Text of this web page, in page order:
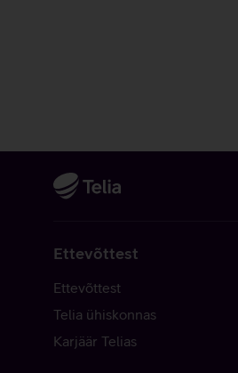
Ettevõttest
Ettevõttest
Telia ühiskonnas
Karjäär Telias